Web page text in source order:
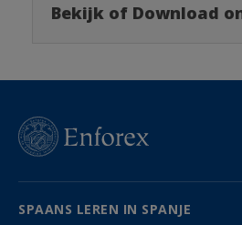
Bekijk of Download
SPAANS LEREN IN SPANJE